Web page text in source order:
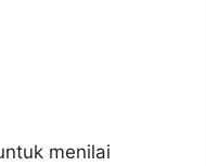
menilai